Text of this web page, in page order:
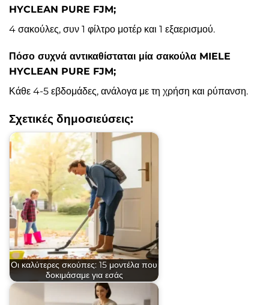
HYCLEAN PURE FJM;
4 σακούλες, συν 1 φίλτρο μοτέρ και 1 εξαερισμού.
Πόσο συχνά αντικαθίσταται μία σακούλα MIELE
HYCLEAN PURE FJM;
Κάθε 4-5 εβδομάδες, ανάλογα με τη χρήση και ρύπανση.
Σχετικές δημοσιεύσεις:
Οι καλύτερες σκούπες: 15 μοντέλα που
δοκιμάσαμε για εσάς